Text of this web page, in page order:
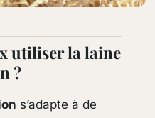
utiliser la laine
?
s’adapte à de